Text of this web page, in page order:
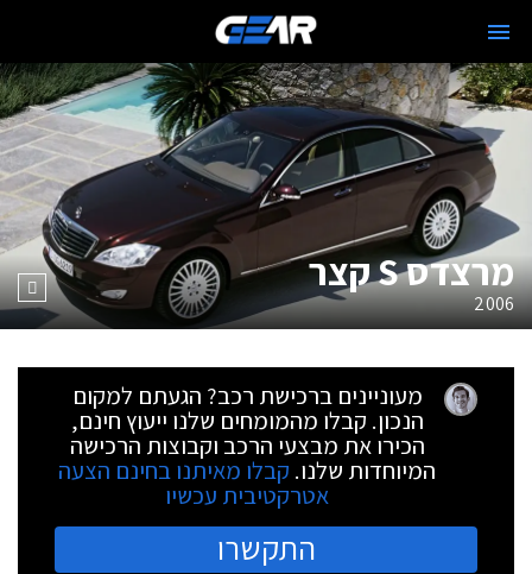
מרצדס S קצר
2006
מעוניינים ברכישת רכב? הגעתם למקום
הנכון. קבלו מהמומחים שלנו ייעוץ חינם,
הכירו את מבצעי הרכב וקבוצות הרכישה
המיוחדות שלנו. קבלו מאיתנו בחינם הצעה
אטרקטיבית עכשיו
התקשרו